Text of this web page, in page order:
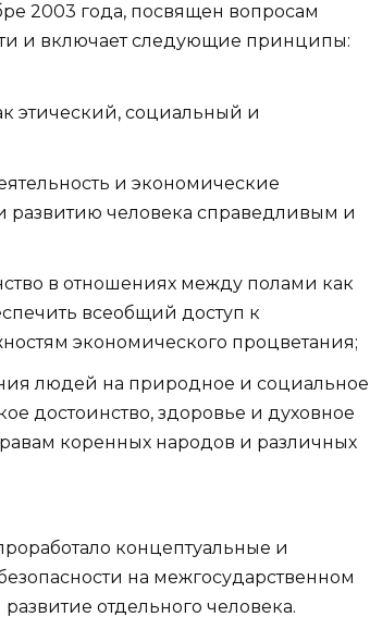
2003 года, посвящен вопросам
и включает следующие принципы:
этический, социальный и
и экономические
развитию человека справедливым и
в отношениях между полами как
всеобщий доступ к
экономического процветания;
людей на природное и социальное
достоинство, здоровье и духовное
коренных народов и различных
концептуальные и
на межгосударственном
развитие отдельного человека.